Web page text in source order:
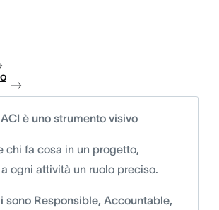
è uno strumento visivo
chi fa cosa in un progetto,
ogni attività un ruolo preciso.
sono Responsible, Accountable,